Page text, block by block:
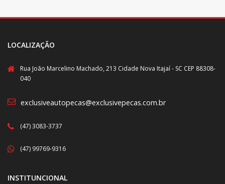
LOCALIZAÇÃO
Rua João Marcelino Machado, 213 Cidade Nova Itajaí - SC CEP 88308-
040
exclusiveautopecas@exclusivepecas.com.br
(47) 3083-3737
(47) 99769-9316
INSTITUNCIONAL